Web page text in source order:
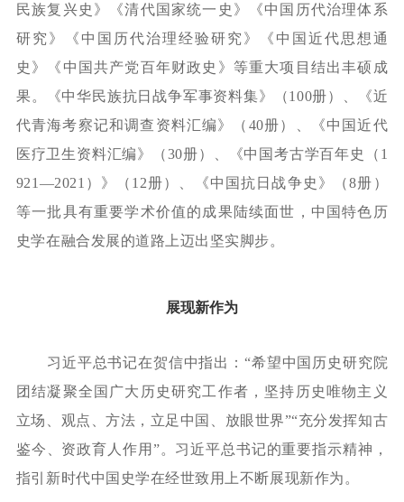
民族复兴史》《清代国家统一史》《中国历代治理体系
研究》《中国历代治理经验研究》《中国近代思想通
史》《中国共产党百年财政史》等重大项目结出丰硕成
果。《中华民族抗日战争军事资料集》（100册）、《近
代青海考察记和调查资料汇编》（40册）、《中国近代
医疗卫生资料汇编》（30册）、《中国考古学百年史（1
921—2021）》（12册）、《中国抗日战争史》（8册）
等一批具有重要学术价值的成果陆续面世，中国特色历
史学在融合发展的道路上迈出坚实脚步。
展现新作为
习近平总书记在贺信中指出： “希望中国历史研究院
团结凝聚全国广大历史研究工作者，坚持历史唯物主义
立场、观点、方法，立足中国、放眼世界”“充分发挥知古
鉴今、资政育人作用”。 习近平总书记的重要指示精神，
指引新时代中国史学在经世致用上不断展现新作为。